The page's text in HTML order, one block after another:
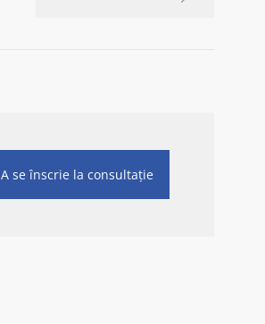
A se înscrie la consultație